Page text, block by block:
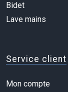
Bidet
Lave mains
Service client
Mon compte